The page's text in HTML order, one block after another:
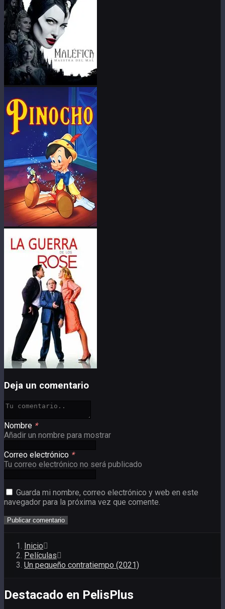
Deja un comentario
Nombre *
Añadir un nombre para mostrar
Correo electrónico *
Tu correo electrónico no será publicado
Guarda mi nombre, correo electrónico y web en este
navegador para la próxima vez que comente.
Inicio
Películas
Un pequeño contratiempo (2021)
Destacado en PelisPlus